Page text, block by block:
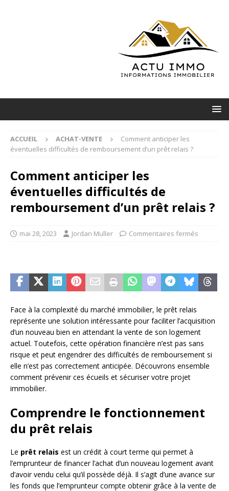
ACCUEIL ACHAT-VENTE
Comment anticiper les
éventuelles difficultés de remboursement d’un prêt relais ?
Comment anticiper les
éventuelles difficultés de
remboursement d’un prêt relais ?
mai 28, 2023 Jordan Muller Commentaires fermés
Face à la complexité du marché immobilier, le prêt relais
représente une solution intéressante pour faciliter l’acquisition
d’un nouveau bien en attendant la vente de son logement
actuel. Toutefois, cette opération financière n’est pas sans
risque et peut engendrer des difficultés de remboursement si
elle n’est pas correctement anticipée. Découvrons ensemble
comment prévenir ces écueils et sécuriser votre projet
immobilier.
Comprendre le fonctionnement
du prêt relais
Le prêt relais est un crédit à court terme qui permet à
l’emprunteur de financer l’achat d’un nouveau logement avant
d’avoir vendu celui qu’il possède déjà. Il s’agit d’une avance sur
les fonds que l’emprunteur compte obtenir grâce à la vente de